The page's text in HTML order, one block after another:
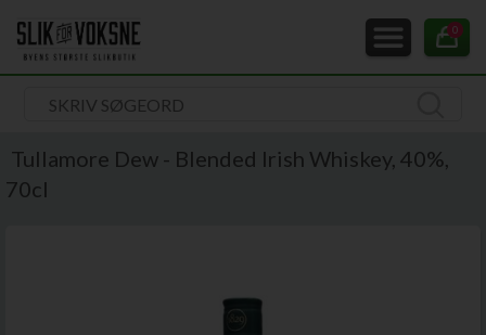
0
Tullamore Dew - Blended Irish Whiskey, 40%,
70cl